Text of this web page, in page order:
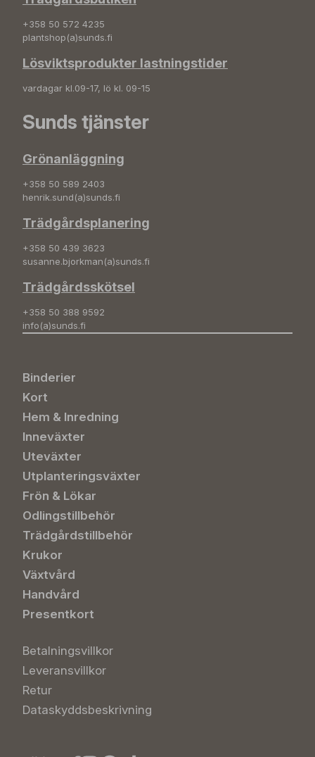
+358 50 572 4235
plantshop(a)sunds.fi
Lösviktsprodukter lastningstider
vardagar kl.09-17, lö kl. 09-15
Sunds tjänster
Grönanläggning
+358 50 589 2403
henrik.sund(a)sunds.fi
Trädgårdsplanering
+358 50 439 3623
susanne.bjorkman(a)sunds.fi
Trädgårdsskötsel
+358 50 388 9592
info(a)sunds.fi
Binderier
Kort
Hem & Inredning
Inneväxter
Uteväxter
Utplanteringsväxter
Frön & Lökar
Odlingstillbehör
Trädgårdstillbehör
Krukor
Växtvård
Handvård
Presentkort
Betalningsvillkor
Leveransvillkor
Retur
Dataskyddsbeskrivning